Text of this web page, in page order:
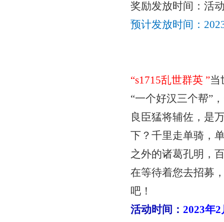
奖励发放时间：活
预计发放时间：
“s1715乱世群英”当
“一个好汉三个帮”
良臣猛将辅佐，是
下？千里走单骑，
之外的诸葛孔明，
在等待着您去招募
吧！
活动时间：2023年